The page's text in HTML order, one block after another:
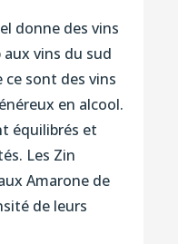
donne des vins
vins du sud
ce sont des vins
en alcool.
équilibrés et
Les Zin
Amarone de
de leurs